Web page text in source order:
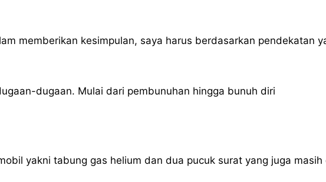
memberikan kesimpulan, saya harus berdasarkan pendekatan
dugaan. Mulai dari pembunuhan hingga bunuh diri
yakni tabung gas helium dan dua pucuk surat yang juga